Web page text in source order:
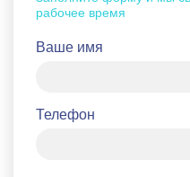
рабочее время
Ваше имя
Телефон